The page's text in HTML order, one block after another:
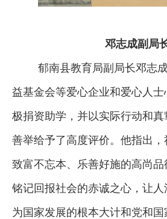
邓志成副局
郁南县教育局副局长邓志
益基金会等爱心企业和爱心人
极捐资助学，并以实际行动和
善举给予了高度评价。他指出
致富不忘本、乐善好施的高尚品
铭记回报社会的赤诚之心，让
为国家发展的根本大计和党和